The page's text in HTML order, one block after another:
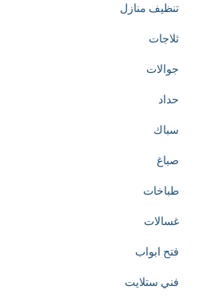
تنظيف منازل
ثلاجات
جوالات
حداد
سباك
صباغ
طباخات
غسالات
فتح ابواب
فني ستلايت